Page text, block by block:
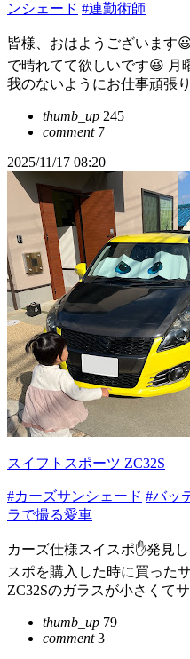
ンシェード #連勤術師
皆様、おはようございます
で晴れてて欲しいです😆 月
我のないようにお仕事頑張
thumb_up 245
comment7
2025/11/17 08:20
スイフトスポーツ ZC32S
#カーズサンシェード #バッ
ラで撮る愛車
カーズ仕様スイスポ✋発見
スポを購入した時に買った
ZC32Sのガラスが小さくて
thumb_up 79
comment3